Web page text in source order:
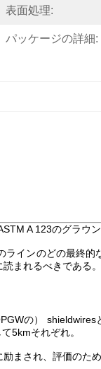
表面処理:
パッケージの詳細:
A 123のグラウ
インのどの最終
まれるべきである。
の）
5kmそれぞれ。
まされ、評価のた